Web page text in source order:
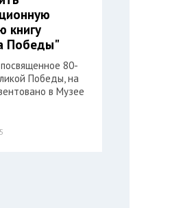
книгу
Победы"
80-
Победы, на
в Музее